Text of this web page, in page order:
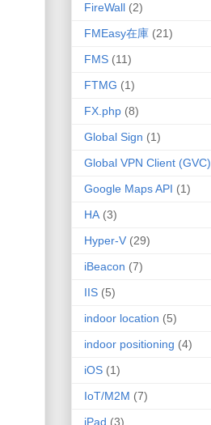
FireWall (2)
FMEasy在庫 (21)
FMS (11)
FTMG (1)
FX.php (8)
Global Sign (1)
Global VPN Client (GVC)
Google Maps API (1)
HA (3)
Hyper-V (29)
iBeacon (7)
IIS (5)
indoor location (5)
indoor positioning (4)
iOS (1)
IoT/M2M (7)
iPad (3)